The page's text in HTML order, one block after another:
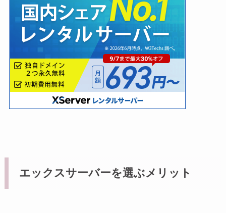
エックスサーバーを選ぶメリット